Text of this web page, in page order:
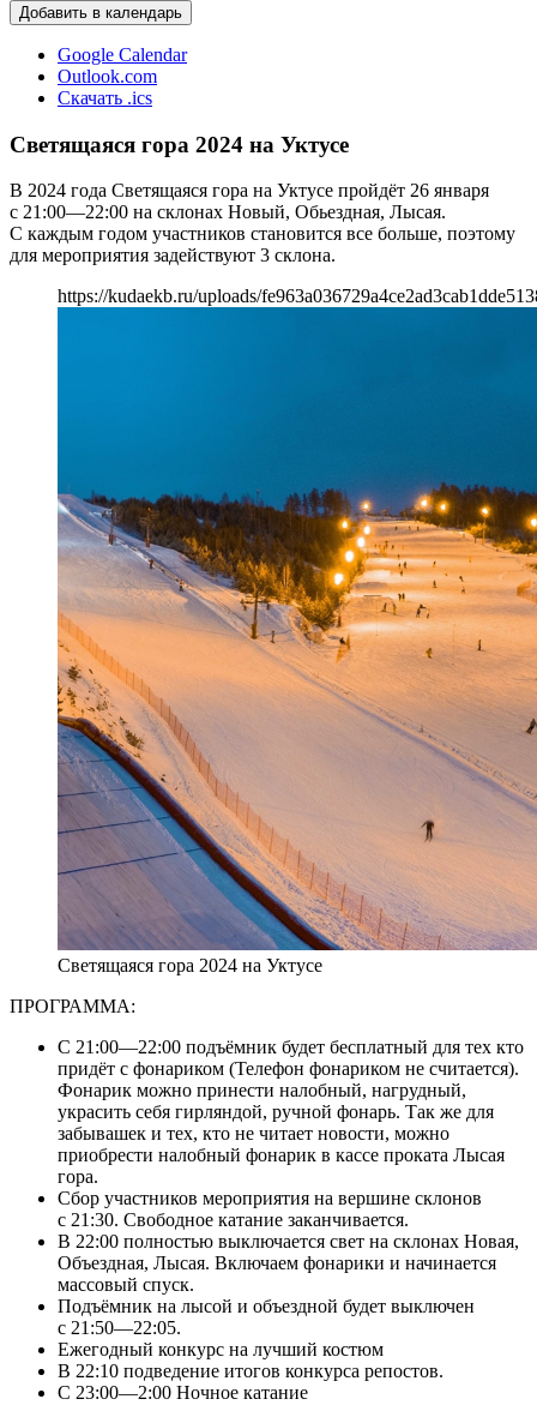
Добавить в календарь
Google Calendar
Outlook.com
Скачать .ics
Светящаяся гора 2024 на Уктусе
В 2024 года Светящаяся гора на Уктусе пройдёт 26 января
с 21:00—22:00 на склонах Новый, Обьездная, Лысая.
С каждым годом участников становится все больше, поэтому
для мероприятия задействуют 3 склона.
https://kudaekb.ru/uploads/
Светящаяся гора 2024 на Уктусе
ПРОГРАММА:
С 21:00—22:00 подъёмник будет бесплатный для тех кто
придёт с фонариком (Телефон фонариком не считается).
Фонарик можно принести налобный, нагрудный,
украсить себя гирляндой, ручной фонарь. Так же для
забывашек и тех, кто не читает новости, можно
приобрести налобный фонарик в кассе проката Лысая
гора.
Сбор участников мероприятия на вершине склонов
с 21:30. Свободное катание заканчивается.
В 22:00 полностью выключается свет на склонах Новая,
Объездная, Лысая. Включаем фонарики и начинается
массовый спуск.
Подъёмник на лысой и объездной будет выключен
с 21:50—22:05.
Ежегодный конкурс на лучший костюм
В 22:10 подведение итогов конкурса репостов.
С 23:00—2:00 Ночное катание